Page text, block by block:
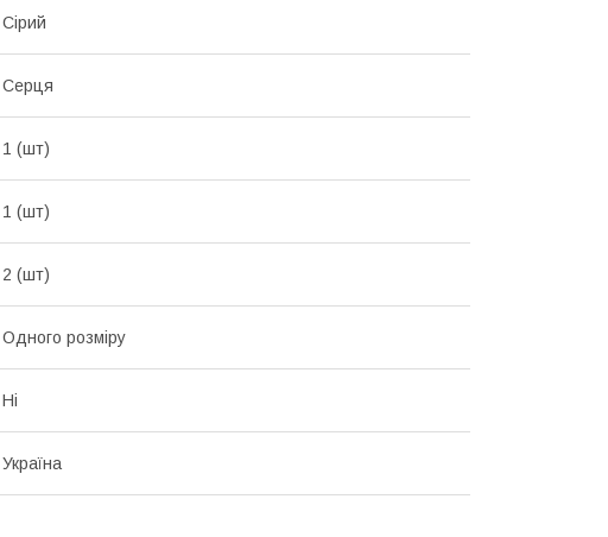
Сірий
Серця
1 (шт)
1 (шт)
2 (шт)
Одного розміру
Ні
Україна